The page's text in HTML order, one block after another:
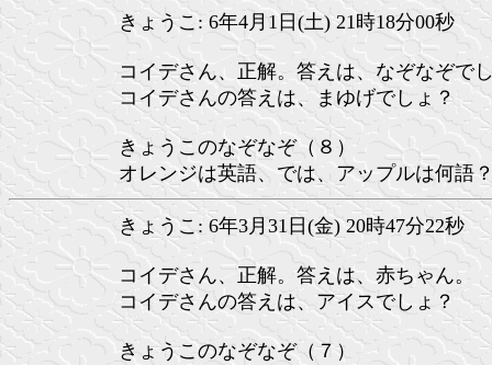
きょうこ: 6年4月1日(土) 21時18分00秒
コイデさん、正解。答えは、なぞなぞで
コイデさんの答えは、まゆげでしょ？
きょうこのなぞなぞ（８）
オレンジは英語、では、アップルは何語
きょうこ: 6年3月31日(金) 20時47分22秒
コイデさん、正解。答えは、赤ちゃん。
コイデさんの答えは、アイスでしょ？
きょうこのなぞなぞ（７）